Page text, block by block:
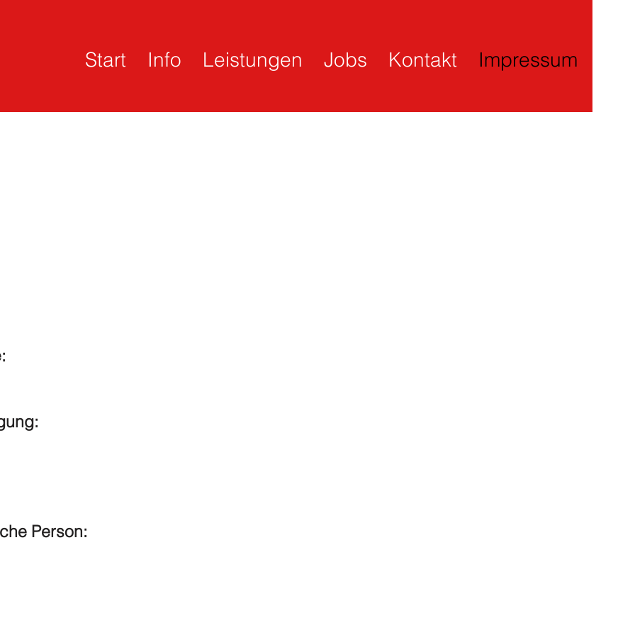
Start Info Leistungen Jobs Kontakt Impressum
Person: